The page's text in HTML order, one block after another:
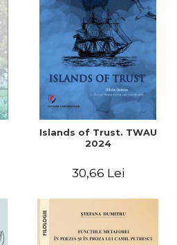
Islands of Trust. TWAU
2024
30,66 Lei